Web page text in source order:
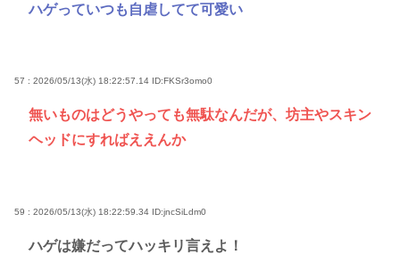
ハゲっていつも自虐してて可愛い
57 : 2026/05/13(水) 18:22:57.14 ID:FKSr3omo0
無いものはどうやっても無駄なんだが、坊主やスキン
ヘッドにすればええんか
59 : 2026/05/13(水) 18:22:59.34 ID:jncSiLdm0
ハゲは嫌だってハッキリ言えよ！